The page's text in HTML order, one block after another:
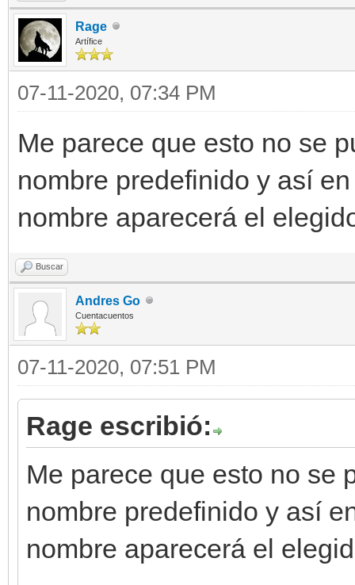
Rage
Artífice
07-11-2020, 07:34 PM
Me parece que esto no se
nombre predefinido y así
nombre aparecerá el
Buscar
Andres Go
Cuentacuentos
07-11-2020, 07:51 PM
Rage escribió:
Me parece que esto no se
nombre predefinido y así
nombre aparecerá el